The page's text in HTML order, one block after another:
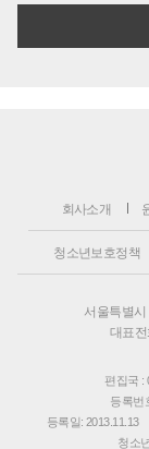
회사소개
청소년보호정책
서울특별
대표
편집국 :
등록번
등록일: 2013.11.13
청소